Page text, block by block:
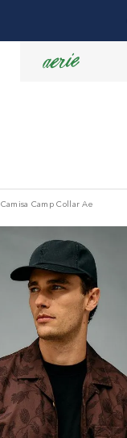
Camisa Camp Collar Ae